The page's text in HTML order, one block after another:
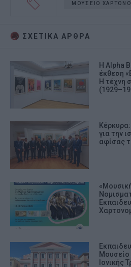
ΜΟΥΣΕΙΟ
ΣΧΕΤΙΚA AΡΘΡΑ
Η Alpha
έκθεση
Η τέχνη
για την
αφίσας
Ιονικής